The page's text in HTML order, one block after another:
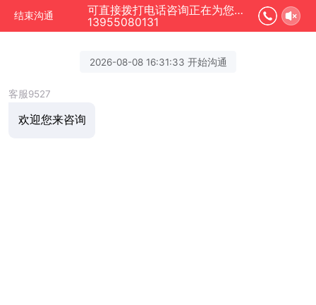
结束沟通
可直接拨打电话咨询正在为您服务
13955080131
2026-08-08 16:31:33 开始沟通
客服9527
欢迎您来咨询